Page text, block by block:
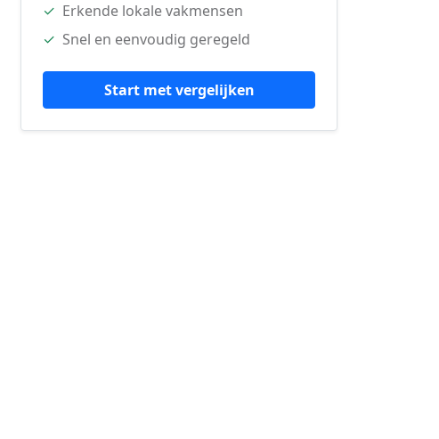
✓ Erkende lokale vakmensen
✓ Snel en eenvoudig geregeld
Start met vergelijken